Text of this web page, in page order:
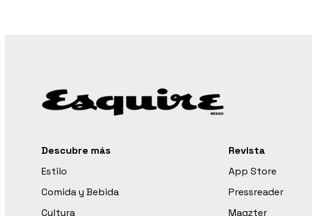
Descubre más
Estilo
Comida y Bebida
Cultura
Revista
App Store
Pressreader
Magzter